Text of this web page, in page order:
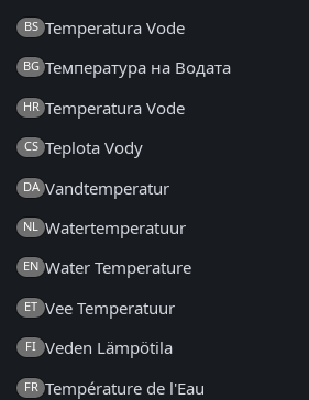
BS Temperatura Vode
BG Температура на Водата
HR Temperatura Vode
CS Teplota Vody
DA Vandtemperatur
NL Watertemperatuur
EN Water Temperature
ET Vee Temperatuur
FI Veden Lämpötila
FR Température de l'Eau